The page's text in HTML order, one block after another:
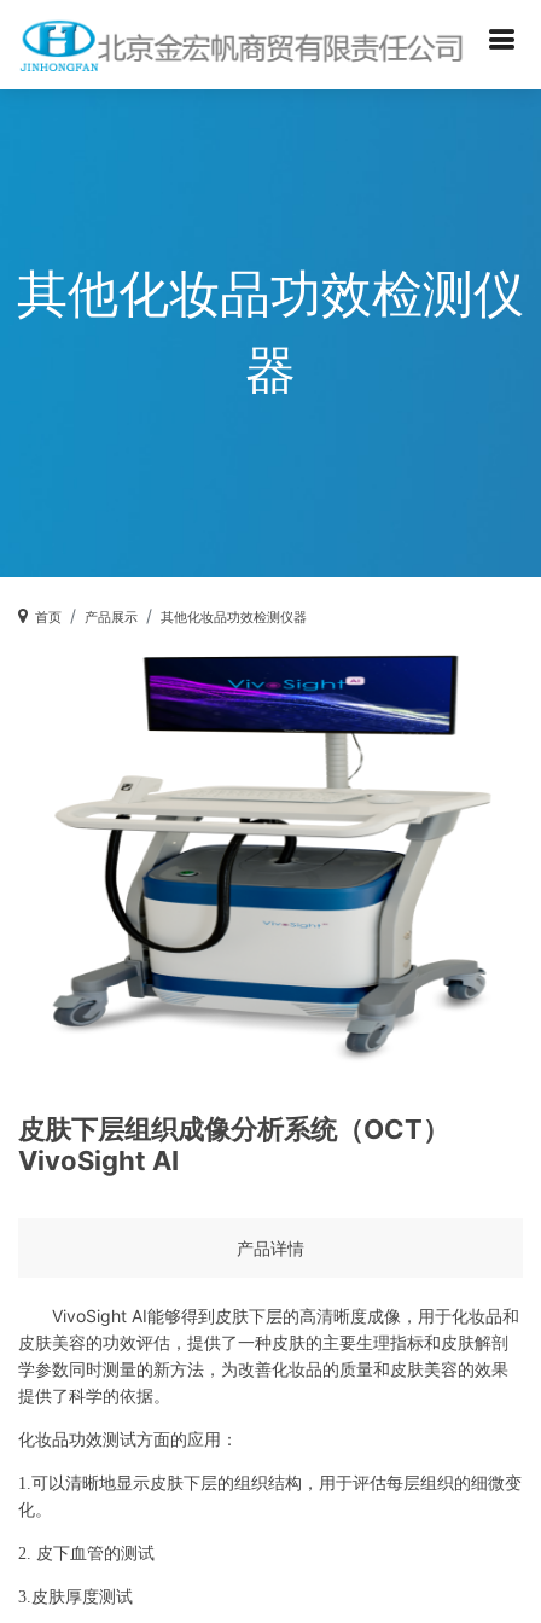
其他化妆品功效检测仪
器
首页 产品展示 其他化妆品功效检测仪器
皮肤下层组织成像分析系统（OCT）
VivoSight AI
产品详情
VivoSight AI能够得到皮肤下层的高清晰度成像，用于化妆品和
皮肤美容的功效评估，提供了一种皮肤的主要生理指标和皮肤解剖
学参数同时测量的新方法，为改善化妆品的质量和皮肤美容的效果
提供了科学的依据。
化妆品功效测试方面的应用：
1. 可以清晰地显示皮肤下层的组织结构，用于评估每层组织的细微变
化。
2. 皮下血管的测试
3. 皮肤厚度测试